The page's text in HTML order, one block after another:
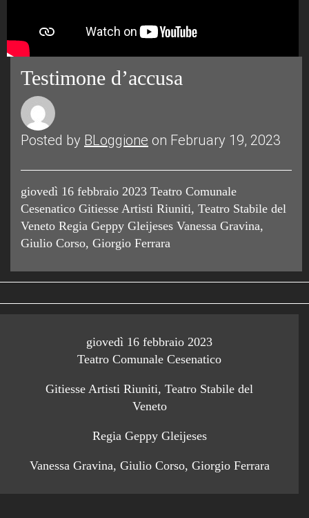
Testimone d’accusa
Posted by BLoggione on February 19, 2023
giovedì 16 febbraio 2023 Teatro Comunale
Cesenatico Gitiesse Artisti Riuniti, Teatro Stabile del
Veneto Regia Geppy Gleijeses Vanessa Gravina,
Giulio Corso, Giorgio Ferrara
giovedì 16 febbraio 2023
Teatro Comunale Cesenatico
Gitiesse Artisti Riuniti, Teatro Stabile del
Veneto
Regia Geppy Gleijeses
Vanessa Gravina, Giulio Corso, Giorgio Ferrara